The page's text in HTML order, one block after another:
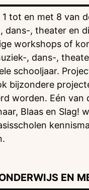
tot en met 8 van
dans-, theater en
workshops of
, dans-,
schooljaar.
bijzondere
worden. Eén van
Blaas en Slag!
EN